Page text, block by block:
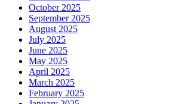
October 2025
September 2025
August 2025
July 2025
June 2025
May 2025
April 2025
March 2025
February 2025